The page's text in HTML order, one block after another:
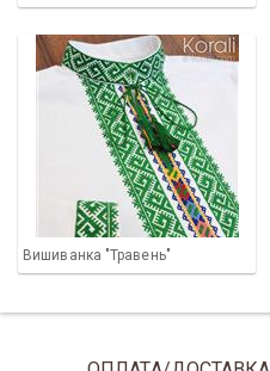
Вишиванка "Травень"